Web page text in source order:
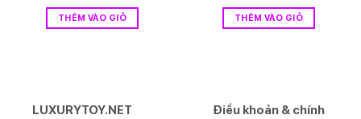
là:
1.500.000₫.
THÊM VÀO GIỎ
là:
1.500.000₫.
THÊM VÀO GIỎ
LUXURYTOY.NET
Điều khoản & chính